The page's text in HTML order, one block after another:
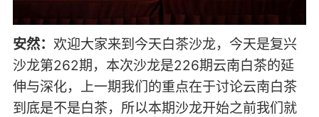
安然： 欢迎大家来到今天白茶沙龙，今天是复兴
沙龙第262期，本次沙龙是226期云南白茶的延
伸与深化，上一期我们的重点在于讨论云南白茶
到底是不是白茶，所以本期沙龙开始之前我们就